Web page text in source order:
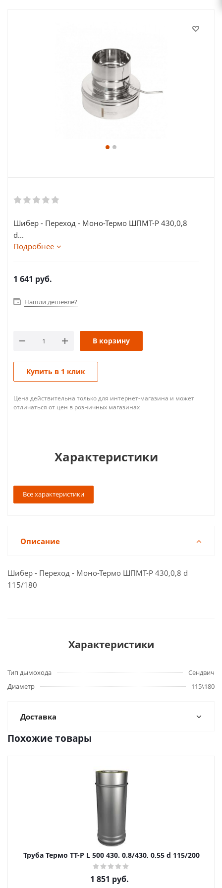
Шибер - Переход - Моно-Термо ШПМТ-Р 430,0,8
d...
Подробнее
1 641 руб.
Нашли дешевле?
В корзину
Купить в 1 клик
Цена действительна только для интернет-магазина и может
отличаться от цен в розничных магазинах
Характеристики
Все характеристики
Описание
Шибер - Переход - Моно-Термо ШПМТ-Р 430,0,8 d
115/180
Характеристики
Тип дымохода
Сендвич
Диаметр
115\180
Доставка
Похожие товары
Труба Термо ТТ-Р L 500 430. 0.8/430, 0,55 d 115/200
1 851 руб.